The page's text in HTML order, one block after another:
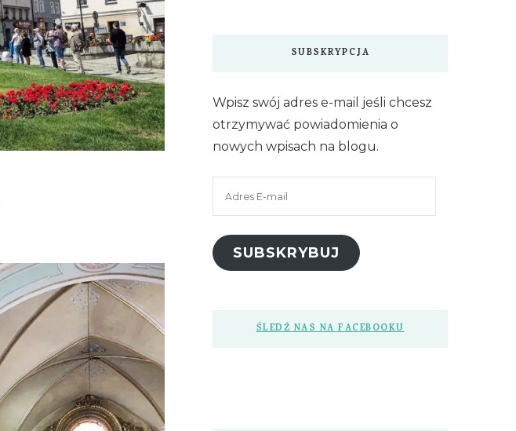
SUBSKRYPCJA
Wpisz swój adres e-mail jeśli chcesz
otrzymywać powiadomienia o
nowych wpisach na blogu.
SUBSKRYBUJ
ŚLEDŹ NAS NA FACEBOOKU